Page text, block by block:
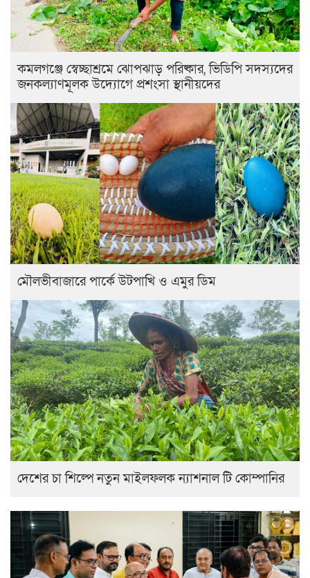
কমলগঞ্জে স্বেচ্ছাশ্রমে ঝোপঝাড় পরিষ্কার, ভিডিপি সদস্যদের
জনকল্যাণমূলক উদ্যোগে প্রশংসা স্থানীয়দের
মৌলভীবাজারে পার্কে উটপাখি ও এমুর ডিম
দেশের চা শিল্পে নতুন মাইলফলক ন্যাশনাল টি কোম্পানির